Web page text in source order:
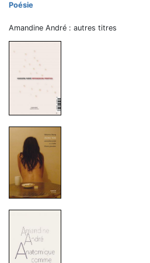
Poésie
Amandine André : autres titres